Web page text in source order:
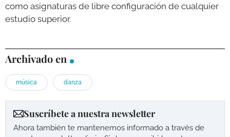
como asignaturas de libre configuración de cualquier
estudio superior.
Archivado en
música danza
Suscríbete a nuestra newsletter
Ahora también te mantenemos informado a través de